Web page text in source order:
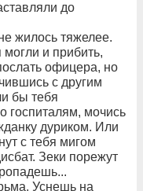
до
жилось тяжелее.
могли и прибить,
офицера, но
с другим
бы тебя
госпиталям, мочись
дуриком. Или
с тебя мигом
Зеки порежут
Уснешь на